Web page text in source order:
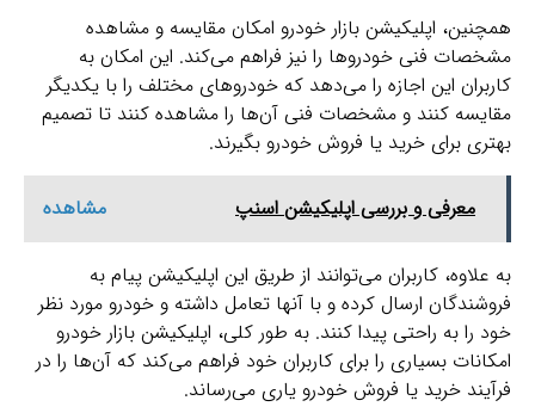
همچنین، اپلیکیشن بازار خودرو امکان مقایسه و مشاهده
مشخصات فنی خودروها را نیز فراهم می‌کند. این امکان به
کاربران این اجازه را می‌دهد که خودروهای مختلف را با یکدیگر
مقایسه کنند و مشخصات فنی آن‌ها را مشاهده کنند تا تصمیم
بهتری برای خرید یا فروش خودرو بگیرند.
مشاهده معرفی و بررسی اپلیکیشن‌ اسنپ
به علاوه، کاربران می‌توانند از طریق این اپلیکیشن پیام به
فروشندگان ارسال کرده و با آنها تعامل داشته و خودرو مورد نظر
خود را به راحتی پیدا کنند. به طور کلی، اپلیکیشن بازار خودرو
امکانات بسیاری را برای کاربران خود فراهم می‌کند که آن‌ها را در
فرآیند خرید یا فروش خودرو یاری می‌رساند.